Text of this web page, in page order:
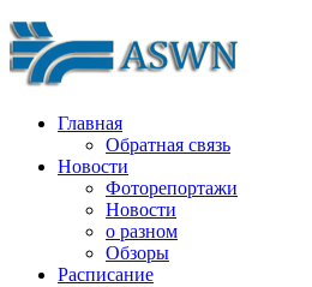
Главная
Обратная связь
Новости
Фоторепортажи
Новости
о разном
Обзоры
Расписание